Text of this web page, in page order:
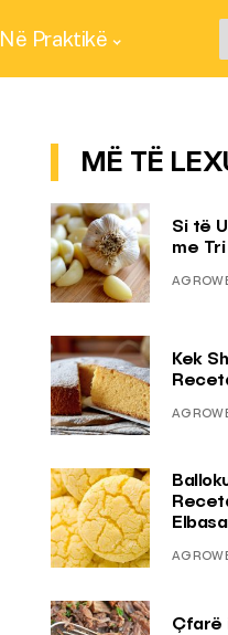
Në Praktikë
MË TË
Si të
me
Kek
Çfarë